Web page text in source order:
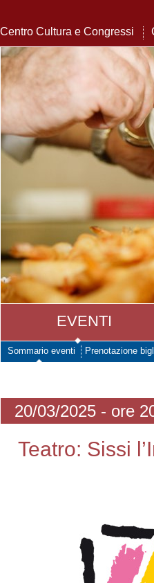
Centro Cultura e Congressi
EVENTI
Sommario eventi Prenotazione
20/03/2025 - ore
Teatro: Sissi